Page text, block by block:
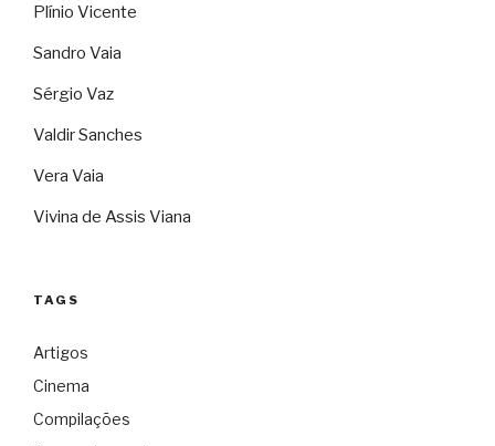
Plínio Vicente
Sandro Vaia
Sérgio Vaz
Valdir Sanches
Vera Vaia
Vivina de Assis Viana
TAGS
Artigos
Cinema
Compilações